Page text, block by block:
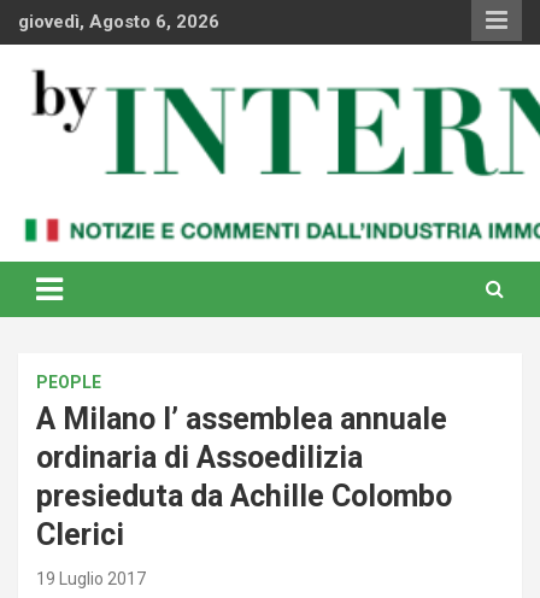
Skipgiovedì, Agosto 6, 2026
By Internews
internazionale
PEOPLE
A Milano l’ assemblea annuale
ordinaria di Assoedilizia
presieduta da Achille Colombo
Clerici
19 Luglio 2017